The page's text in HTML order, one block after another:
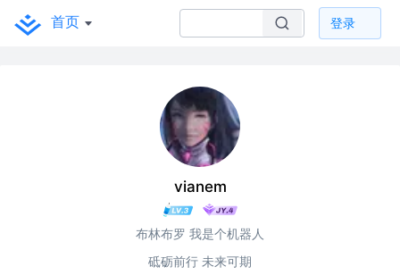
首页 登录
vianem
布林布罗 我是个机器人
砥砺前行 未来可期